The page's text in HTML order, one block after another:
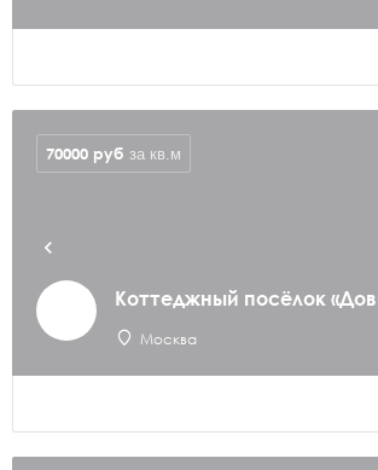
Коттеджный посёлок
Москва
70000 руб за кв.м